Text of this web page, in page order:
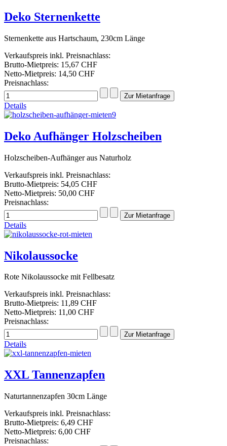
Deko Sternenkette
Sternenkette aus Hartschaum, 230cm Länge
Verkaufspreis inkl. Preisnachlass:
Brutto-Mietpreis: 15,67 CHF
Netto-Mietpreis: 14,50 CHF
Preisnachlass:
Details
Deko Aufhänger Holzscheiben
Holzscheiben-Aufhänger aus Naturholz
Verkaufspreis inkl. Preisnachlass:
Brutto-Mietpreis: 54,05 CHF
Netto-Mietpreis: 50,00 CHF
Preisnachlass:
Details
Nikolaussocke
Rote Nikolaussocke mit Fellbesatz
Verkaufspreis inkl. Preisnachlass:
Brutto-Mietpreis: 11,89 CHF
Netto-Mietpreis: 11,00 CHF
Preisnachlass:
Details
XXL Tannenzapfen
Naturtannenzapfen 30cm Länge
Verkaufspreis inkl. Preisnachlass:
Brutto-Mietpreis: 6,49 CHF
Netto-Mietpreis: 6,00 CHF
Preisnachlass: